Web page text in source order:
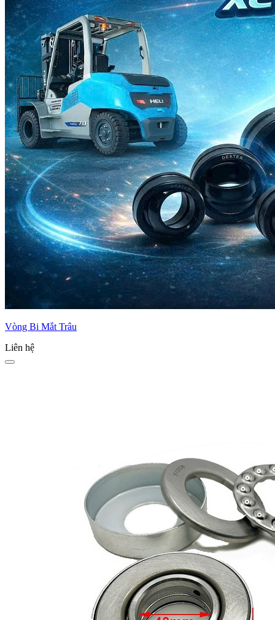
Vòng Bi Mắt Trâu
Liên hệ